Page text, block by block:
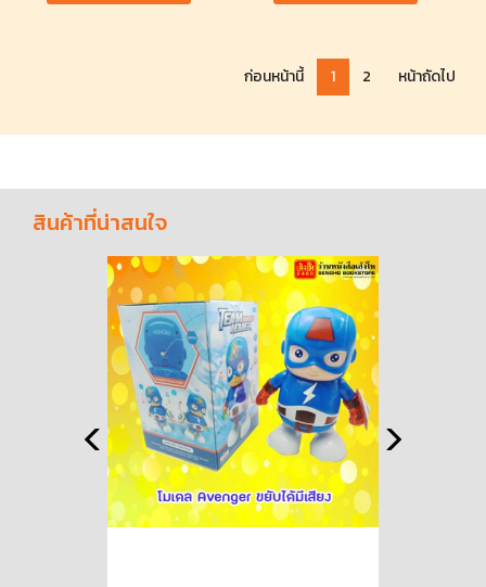
ก่อนหน้านี้ 1 2 หน้าถัดไป
สินค้าที่น่าสนใจ